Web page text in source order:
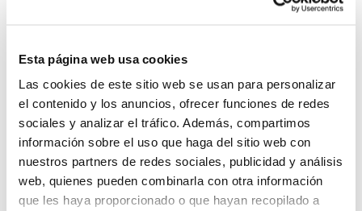
Esta página web usa cookies
Las cookies de este sitio web se usan para personalizar
el contenido y los anuncios, ofrecer funciones de redes
sociales y analizar el tráfico. Además, compartimos
información sobre el uso que haga del sitio web con
nuestros partners de redes sociales, publicidad y análisis
web, quienes pueden combinarla con otra información
que les haya proporcionado o que hayan recopilado a
Campus 3.0
¡El Verano FBCV abre